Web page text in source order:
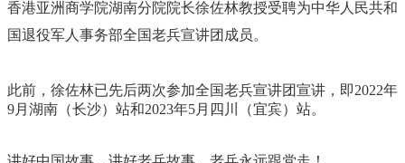
香港亚洲商学院湖南分院院长徐佐林教授受聘为中华人民共和
国退役军人事务部全国老兵宣讲团成员。
此前，徐佐林已先后两次参加全国老兵宣讲团宣讲，即2022年
9月湖南（长沙）站和2023年5月四川（宜宾）站。